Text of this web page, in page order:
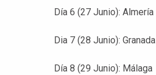
Día 6 (27 Junio): Almería
Dia 7 (28 Junio): Granada
Día 8 (29 Junio): Málaga